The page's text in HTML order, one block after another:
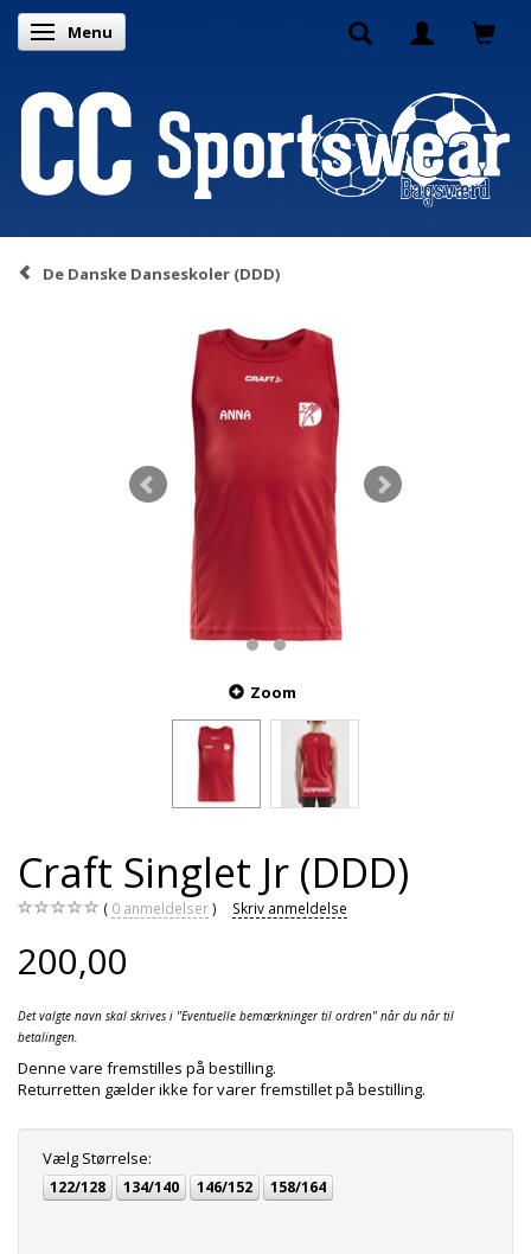
Skifte navigation
Menu
De Danske Danseskoler (DDD)
Zoom
Craft Singlet Jr (DDD)
0 anmeldelser Skriv anmeldelse
200,00
Det valgte navn skal skrives i "Eventuelle bemærkninger til ordren" når du når til
betalingen.
Denne vare fremstilles på bestilling.
Returretten gælder ikke for varer fremstillet på bestilling.
Vælg Størrelse:
122/128 134/140 146/152 158/164